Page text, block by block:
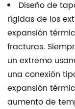
Diseño de
rígidas de los
expansión
fracturas.
un extremo
una conexión
expansión
aumento de